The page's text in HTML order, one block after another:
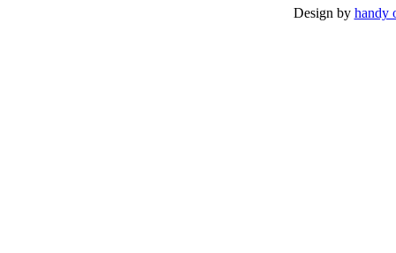
Design by handy